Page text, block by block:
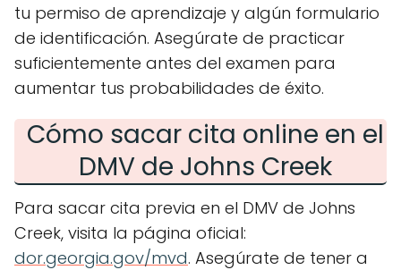
tu permiso de aprendizaje y algún formulario
de identificación. Asegúrate de practicar
suficientemente antes del examen para
aumentar tus probabilidades de éxito.
Cómo sacar cita online en el
DMV de Johns Creek
Para sacar cita previa en el DMV de Johns
Creek, visita la página oficial:
dor.georgia.gov/mvd. Asegúrate de tener a